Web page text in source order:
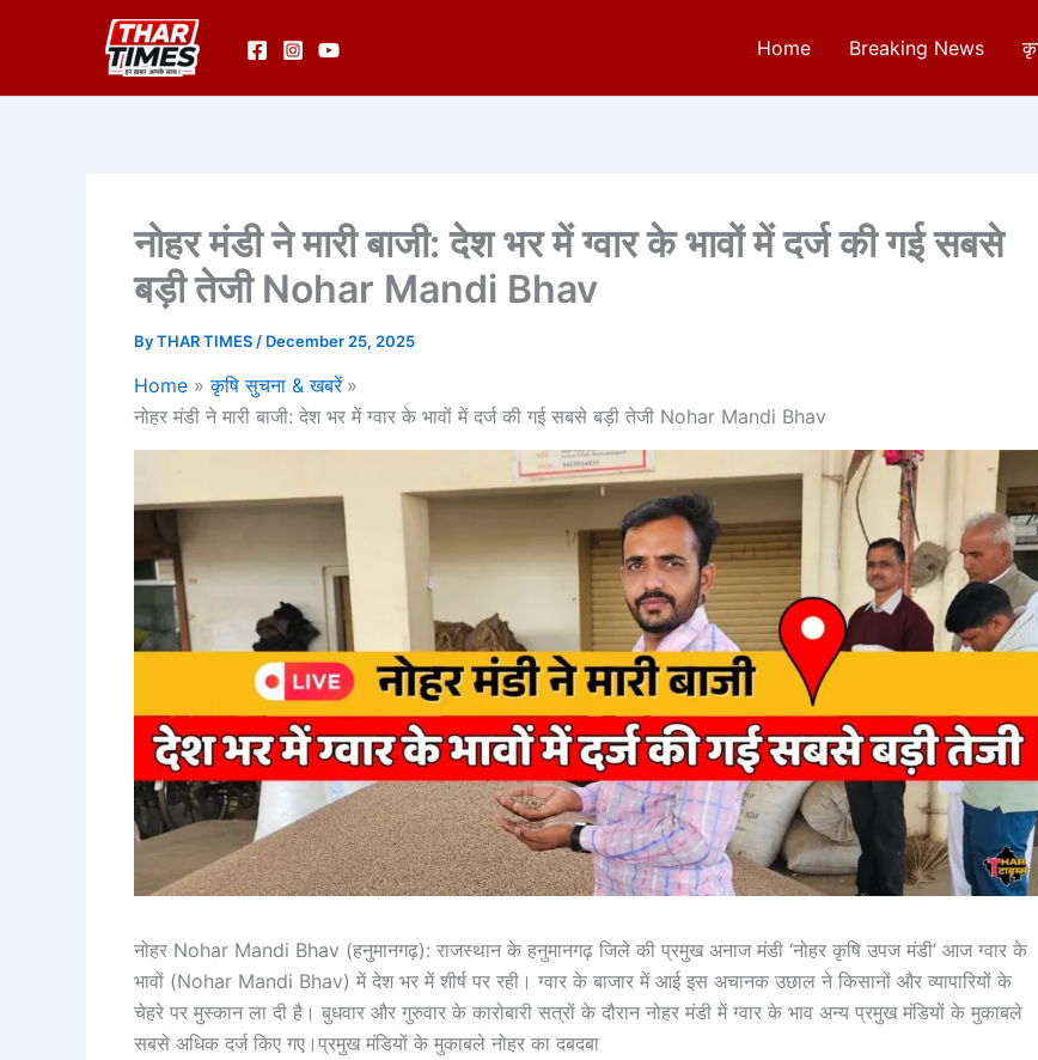
Home Breaking News
नोहर मंडी ने मारी बाजी: देश भर में ग्वार के भावों में दर्ज की गई सबसे
बड़ी तेजी Nohar Mandi Bhav
ByTHAR TIMES / December 25, 2025
Home
कृषि सुचना & खबरें
नोहर मंडी ने मारी बाजी: देश भर में ग्वार के भावों में दर्ज की गई सबसे बड़ी तेजी Nohar Mandi Bhav
नोहर Nohar Mandi Bhav (हनुमानगढ़): राजस्थान के हनुमानगढ़ जिले की प्रमुख अनाज मंडी ‘नोहर कृषि उपज मंडी’ आज ग्वार के
भावों (Nohar Mandi Bhav) में देश भर में शीर्ष पर रही। ग्वार के बाजार में आई इस अचानक उछाल ने किसानों और व्यापारियों के
चेहरे पर मुस्कान ला दी है। बुधवार और गुरुवार के कारोबारी सत्रों के दौरान नोहर मंडी में ग्वार के भाव अन्य प्रमुख मंडियों के मुकाबले
सबसे अधिक दर्ज किए गए।प्रमुख मंडियों के मुकाबले नोहर का दबदबा